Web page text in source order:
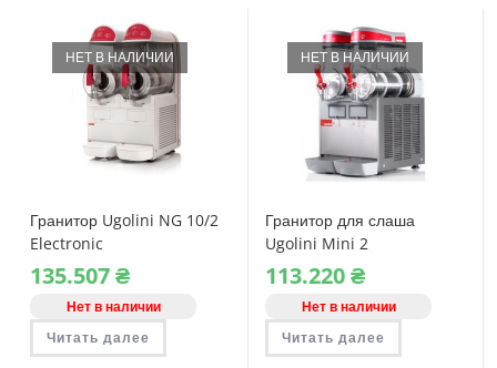
НЕТ В НАЛИЧИИ
Гранитор Ugolini NG 10/2
Electronic
135.507₴
Нет в наличии
Читать далее
НЕТ В НАЛИЧИИ
Гранитор для слаша
Ugolini Mini 2
113.220₴
Нет в наличии
Читать далее